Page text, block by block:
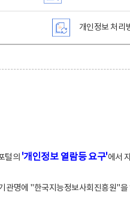
개인정보 처리
털의 '개인정보 열람등 요구'에서
명에 "한국지능정보사회진흥원"을